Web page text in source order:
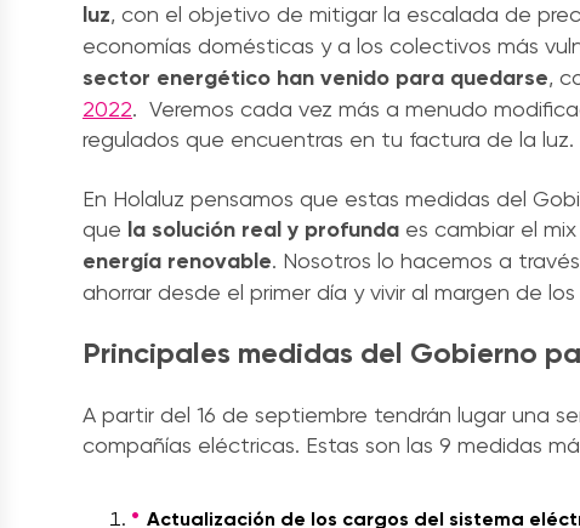
luz, con el objetivo de mitigar la escalada de
economías domésticas y a los colectivos más
sector energético han venido para quedarse,
2022. Veremos cada vez más a menudo
regulados que encuentras en tu factura de la luz.
En Holaluz pensamos que estas medidas del
que la solución real y profunda es cambiar el
energía renovable. Nosotros lo hacemos a
ahorrar desde el primer día y vivir al margen de
Principales medidas del Gobierno
A partir del 16 de septiembre tendrán lugar una
compañías eléctricas. Estas son las 9 medidas
Actualización de los cargos del sistema